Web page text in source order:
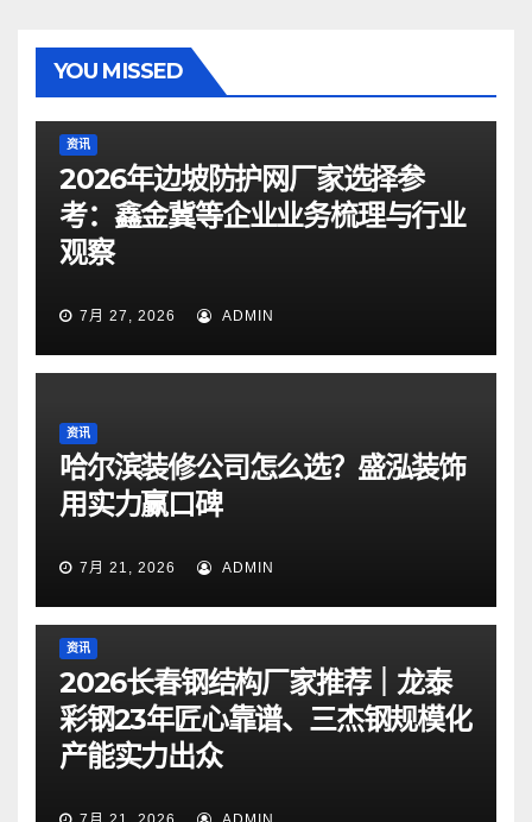
YOU MISSED
资讯
2026年边坡防护网厂家选择参
考：鑫金冀等企业业务梳理与行业
观察
7月 27, 2026 ADMIN
资讯
哈尔滨装修公司怎么选？盛泓装饰
用实力赢口碑
7月 21, 2026 ADMIN
资讯
2026长春钢结构厂家推荐｜龙泰
彩钢23年匠心靠谱、三杰钢规模化
产能实力出众